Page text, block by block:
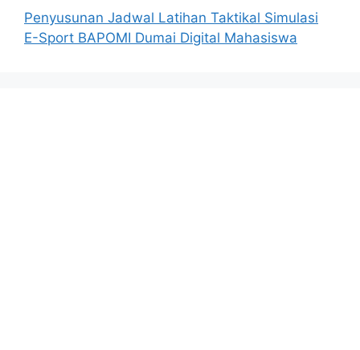
Penyusunan Jadwal Latihan Taktikal Simulasi
E-Sport BAPOMI Dumai Digital Mahasiswa